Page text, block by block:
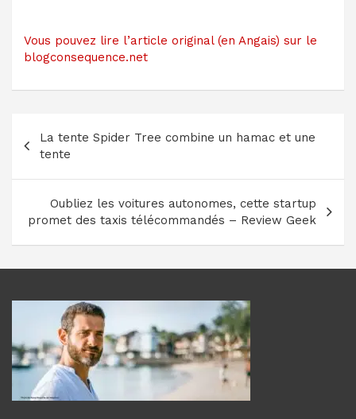
Vous pouvez lire l’article original (en Angais) sur le
blogconsequence.net
Navigation
de
l’article
La tente Spider Tree combine un hamac et une
tente
Oubliez les voitures autonomes, cette startup
promet des taxis télécommandés – Review Geek